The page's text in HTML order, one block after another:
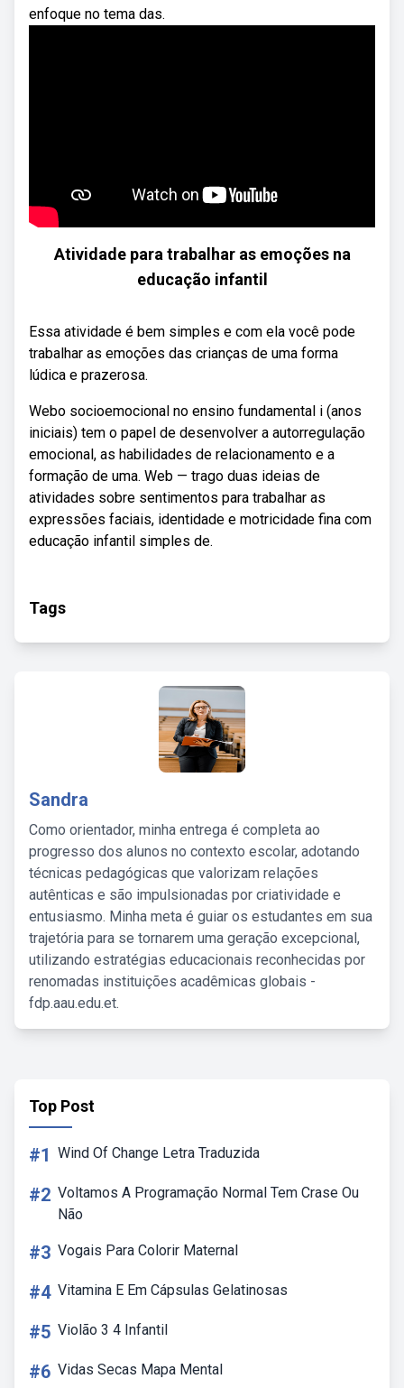
enfoque no tema das.
Atividade para trabalhar as emoções na
educação infantil
Essa atividade é bem simples e com ela você pode
trabalhar as emoções das crianças de uma forma
lúdica e prazerosa.
Webo socioemocional no ensino fundamental i (anos
iniciais) tem o papel de desenvolver a autorregulação
emocional, as habilidades de relacionamento e a
formação de uma. Web — trago duas ideias de
atividades sobre sentimentos para trabalhar as
expressões faciais, identidade e motricidade fina com
educação infantil simples de.
Tags
Sandra
Como orientador, minha entrega é completa ao
progresso dos alunos no contexto escolar, adotando
técnicas pedagógicas que valorizam relações
autênticas e são impulsionadas por criatividade e
entusiasmo. Minha meta é guiar os estudantes em sua
trajetória para se tornarem uma geração excepcional,
utilizando estratégias educacionais reconhecidas por
renomadas instituições acadêmicas globais -
fdp.aau.edu.et.
Top Post
#1 Wind Of Change Letra Traduzida
#2 Voltamos A Programação Normal Tem Crase Ou
Não
#3 Vogais Para Colorir Maternal
#4 Vitamina E Em Cápsulas Gelatinosas
#5 Violão 3 4 Infantil
#6 Vidas Secas Mapa Mental